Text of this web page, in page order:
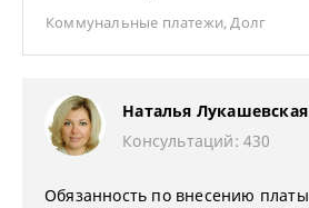
Коммунальные платежи,Долг
Наталья Лукашевская
Консультаций: 430
Обязанность по внесению